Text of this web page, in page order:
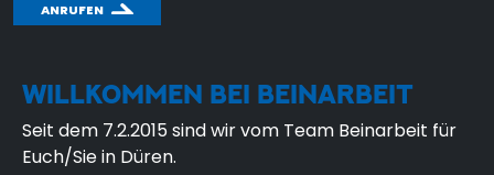
ANRUFEN
WILLKOMMEN BEI BEINARBEIT
Seit dem 7.2.2015 sind wir vom Team Beinarbeit für
Euch/Sie in Düren.